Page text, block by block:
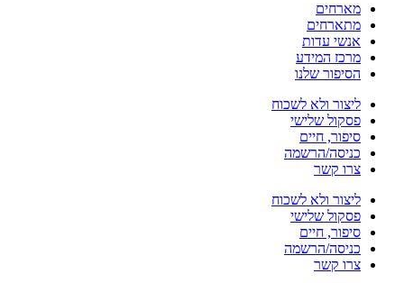
מארחים
מתארחים
אנשי עדות
מרכז המידע
הסיפור שלנו
ליצור ולא לשכוח
פסקול שלישי
סיפור, חיים
כניסה/הרשמה
צרו קשר
ליצור ולא לשכוח
פסקול שלישי
סיפור, חיים
כניסה/הרשמה
צרו קשר